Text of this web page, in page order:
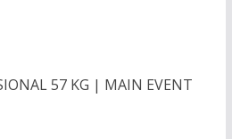
57 KG | MAIN EVENT